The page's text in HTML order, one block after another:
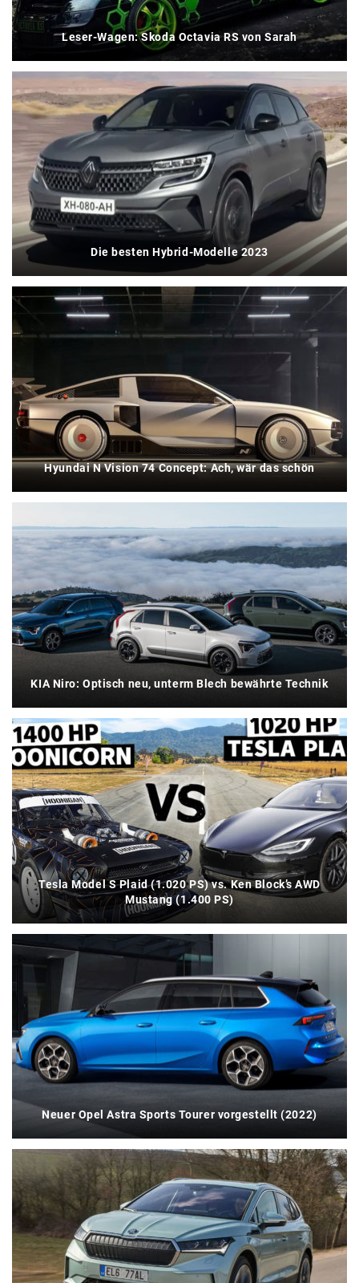
Leser-Wagen: Skoda Octavia RS von Sarah
Die besten Hybrid-Modelle 2023
Hyundai N Vision 74 Concept: Ach, wär das schön
KIA Niro: Optisch neu, unterm Blech bewährte Technik
Tesla Model S Plaid (1.020 PS) vs. Ken Block’s AWD
Mustang (1.400 PS)
Neuer Opel Astra Sports Tourer vorgestellt (2022)